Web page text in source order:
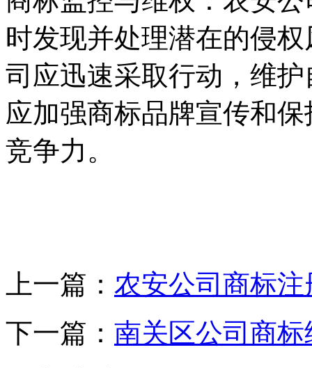
时发现并处理潜在的侵
司应迅速采取行动，维
应加强商标品牌宣传和
竞争力。
上一篇： 农安公司商标
下一篇： 南关区公司商